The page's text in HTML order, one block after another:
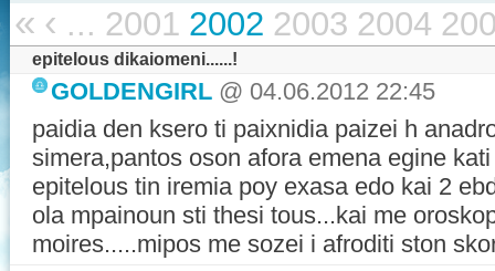
« ‹ ... 2001 2002 2003 2004
epitelous dikaiomeni......!
GOLDENGIRL @ 04.06.2012 22:45
paidia den ksero ti paixnidia paizei h
simera,pantos oson afora emena egine
epitelous tin iremia poy exasa edo kai 2
ola mpainoun sti thesi tous...kai me
moires.....mipos me sozei i afroditi ston